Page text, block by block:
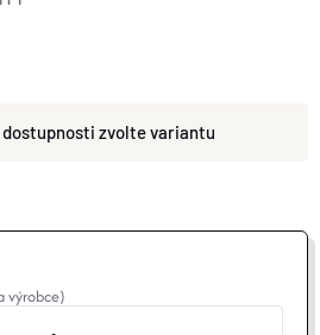
zvolte variantu
výrobce)